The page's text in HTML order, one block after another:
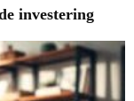
investering